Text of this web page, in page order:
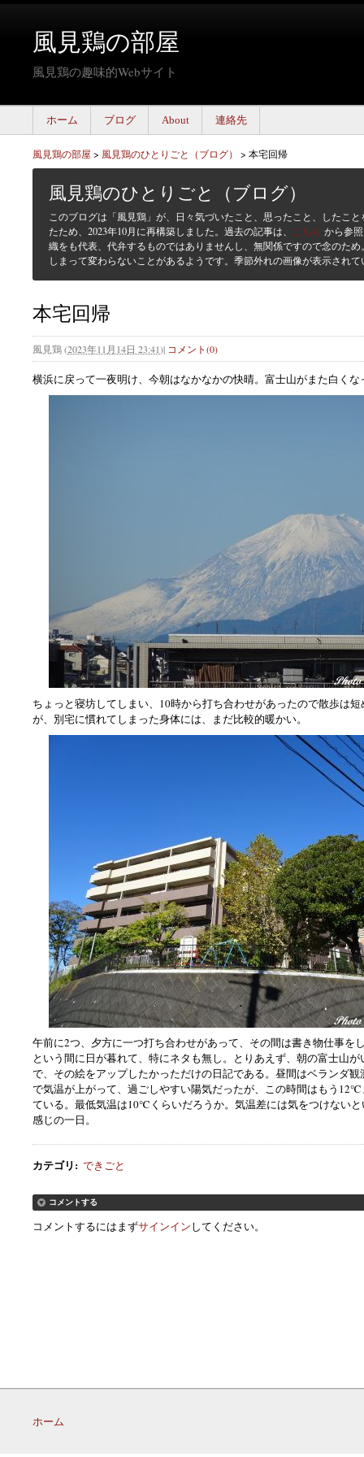
風見鶏の部屋
風見鶏の趣味的Webサイト
ホーム ブログ About 連絡先
風見鶏の部屋 > 風見鶏のひとりごと（ブログ） > 本宅回帰
風見鶏のひとりごと（ブログ）
このブログは「風見鶏」が、日々気づいたこと、思ったこと、したこ
たため、2023年10月に再構築しました。過去の記事は、 こちら から参
織をも代表、代弁するものではありませんし、無関係ですので念のた
しまって変わらないことがあるようです。季節外れの画像が表示され
本宅回帰
風見鶏(2023年11月14日 23:41)| コメント(0)
横浜に戻って一夜明け、今朝はなかなかの快晴。富士山がまた白くな
ちょっと寝坊してしまい、10時から打ち合わせがあったので散歩は
が、別宅に慣れてしまった身体には、まだ比較的暖かい。
午前に2つ、夕方に一つ打ち合わせがあって、その間は書き物仕事を
という間に日が暮れて、特にネタも無し。とりあえず、朝の富士山
で、その絵をアップしたかっただけの日記である。昼間はベランダ
で気温が上がって、過ごしやすい陽気だったが、この時間はもう
ている。最低気温は10℃くらいだろうか。気温差には気をつけない
感じの一日。
カテゴリ: できごと
コメントする
コメントするにはまずサインインしてください。
ホーム